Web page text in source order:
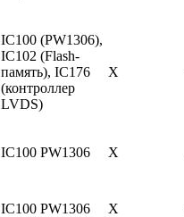
IC100 (PW1306),
IC102 (Flash-
память), IC176
(контроллер
LVDS)
X
IC100 PW1306 X
IC100 PW1306 X